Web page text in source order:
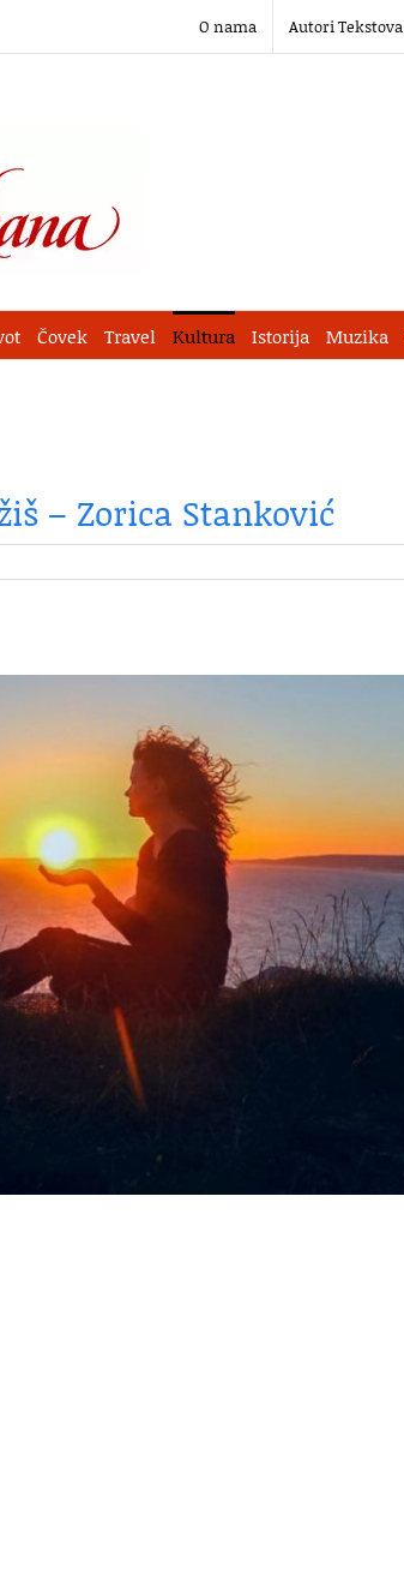
O nama Autori Tekstova
Čovek Travel Kultura Istorija Muzika
– Zorica Stanković